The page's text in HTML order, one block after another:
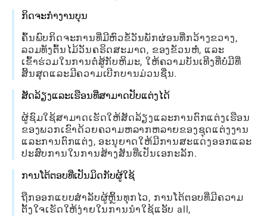
ກິດຈະກໍາງານບຸນ
ຄົ້ນພົບກິດຈະການທີ່ມີຫົວຂໍ້ວັນພັກຜ່ອນທີ່ກວ້າງຂວາງ,
ລວມທັງຕົ້ນໄມ້ວັນຄຣິດສະມາດ, ຂອງຂັວນຫໍ່, ແລະ
ເຂົ້າຮ່ວມໃນການຕໍ່ສູ້ກັບຫິມະ, ໃຫ້ຄວາມບັນເທີງທີ່ບໍ່ມີທີ່
ສິ້ນສຸດແລະມີຄວາມເບີກບານມ່ວນຊື່ນ.
ສັດລ້ຽງແລະເຮືອນທີ່ສາມາດປັບແຕ່ງໄດ້
ຜູ້ຊົມໃຊ້ສາມາດເຮັດໃຫ້ສັດລ້ຽງແລະການຕົກແຕ່ງເຮືອນ
ຂອງພວກເຂົາດ້ວຍຄວາມຫລາກຫລາຍຂອງຊຸດແຕ່ງງານ
ແລະການຕົກແຕ່ງ, ອະນຸຍາດໃຫ້ມີການສະແດງອອກແລະ
ປະສົບການໃນການສ້າງສັນທີ່ເປັນເອກະລັກ.
ການໂຕ້ຕອບທີ່ເປັນມິດກັບຜູ້ໃຊ້
ຖືກອອກແບບສໍາລັບຜູ້ຫຼິ້ນທຸກໄວ, ການໂຕ້ຕອບທີ່ມີຄວາມ
ຕັ້ງໃຈເຮັດໃຫ້ງ່າຍໃນການນໍາໃຊ້ແອັບ all,